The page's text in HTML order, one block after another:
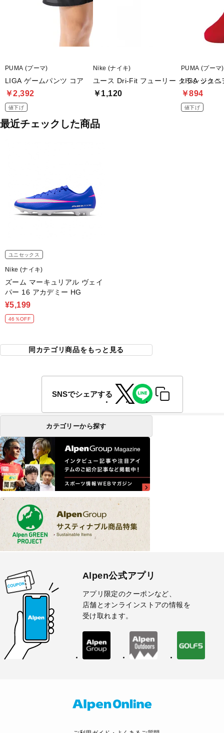
PUMA (プーマ)
LIGA ゲームパンツ コア
￥2,392
値下げ
Nike (ナイキ)
ユース Dri-Fit フューリー クラシックヘ
￥1,120
PUMA (プーマ)
LIGA ジュニ
￥894
値下げ
最近チェックした商品
ユニセックス
Nike (ナイキ)
ズーム マーキュリアル ヴェイ
パー 16 アカデミー HG
¥5,199
46％OFF
同カテゴリ商品をもっと見る
SNSでシェアする
カテゴリーから探す
Alpen公式アプリ
アプリ限定のクーポンなど、
店舗とオンラインストアの情報を
受け取れます。